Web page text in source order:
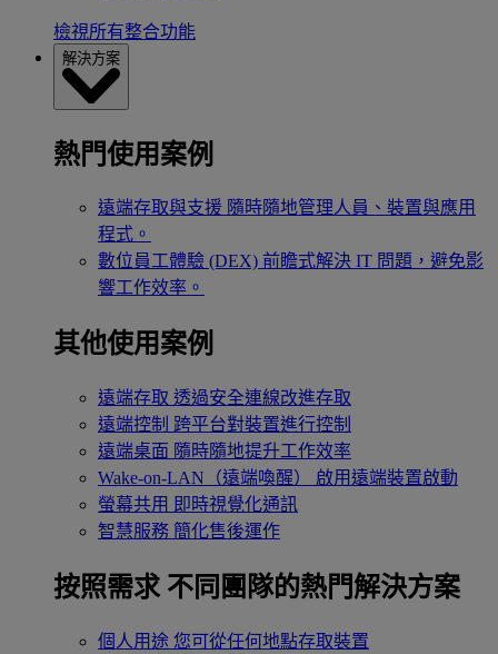
檢視所有整合功能
解決方案
熱門使用案例
遠端存取與支援 隨時隨地管理人員、裝置與應用
程式。
數位員工體驗 (DEX) 前瞻式解決 IT 問題，避免影
響工作效率。
其他使用案例
遠端存取 透過安全連線改進存取
遠端控制 跨平台對裝置進行控制
遠端桌面 隨時隨地提升工作效率
Wake-on-LAN（遠端喚醒）
啟用遠端裝置啟動
螢幕共用 即時視覺化通訊
智慧服務 簡化售後運作
按照需求 不同團隊的熱門解決方案
個人用途 您可從任何地點存取裝置